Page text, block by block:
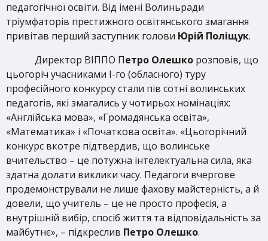
педагогічної освіти. Від імені Волиньради
тріумфаторів престижного освітянського змагання
привітав перший заступник голови Юрій Поліщук.
Директор ВІППО Петро Олешко розповів, що
цьогоріч учасниками І-го (обласного) туру
професійного конкурсу стали пів сотні волинських
педагогів, які змагались у чотирьох номінаціях:
«Англійська мова», «Громадянська освіта»,
«Математика» і «Початкова освіта». «Цьогорічний
конкурс вкотре підтвердив, що волинське
вчительство – це потужна інтелектуальна сила, яка
здатна долати виклики часу. Педагоги вчергове
продемонстрували не лише фахову майстерність, а й
довели, що учитель – це не просто професія, а
внутрішній вибір, спосіб життя та відповідальність за
майбутнє», – підкреслив Петро Олешко.